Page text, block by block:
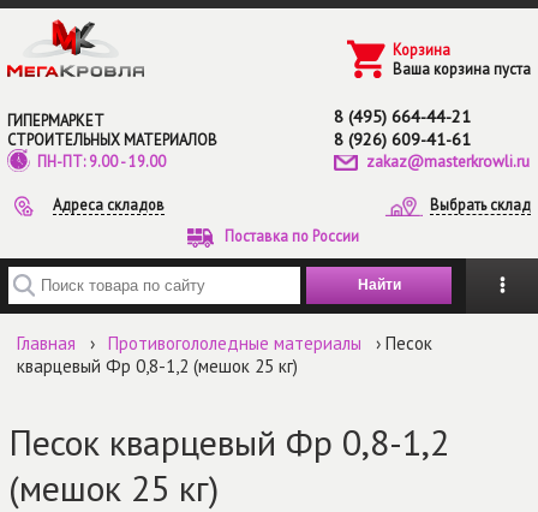
Перейти к основному содержанию
ГИПЕРМАРКЕТ
СТРОИТЕЛЬНЫХ МАТЕРИАЛОВ
ПН-ПТ: 9.00 - 19.00
8 (495) 664-44-21
8 (926) 609-41-61
zakaz@masterkrowli.ru
Адреса складов
Выбрать склад
Поставка по России
Корзина
Ваша корзина пуста
Введите ключевые слова для поиска
Главная › Противогололедные материалы
› Песок
кварцевый Фр 0,8-1,2 (мешок 25 кг)
Песок кварцевый Фр 0,8-1,2
(мешок 25 кг)